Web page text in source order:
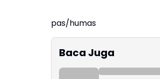
pas/humas
Baca Juga